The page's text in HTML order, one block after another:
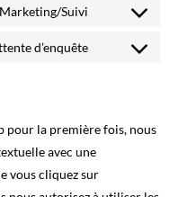
google-
wordfence
Marketing/Suivi
Consent
d’enquête
Consent
divers
pour la première fois, nous
avec une
vous cliquez sur